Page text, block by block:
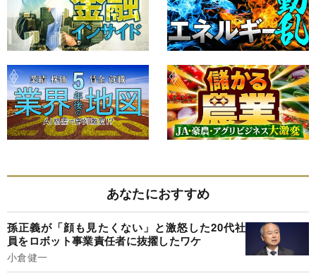
あなたにおすすめ
孫正義が「顔も見たくない」と激怒した20代社
員をロボット事業責任者に抜擢したワケ
小倉健一